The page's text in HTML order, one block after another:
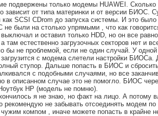
подвержены только модемы HUAWEI. Сколько
зависит от типа материнки и от версии БИОС.
SCSI CDrom до запуска системы. И это
были на столько упрямыми , что как
выключал и оставил только HDD, но он все
там естественно загрузочных секторов нет и
бы не проблемой, если не один случай. У одной
с модема слетели настройки
ступор. Дальше попасть в БИОС и
с подобными случаями, но все
в описанном случае это не помогло. БИОС
НР (модель не помню).
я не знаю, но факт на лицо. А потому
рекомендую не забывать отсоединять модем
чужим компом , иначе можете попасть в крайне